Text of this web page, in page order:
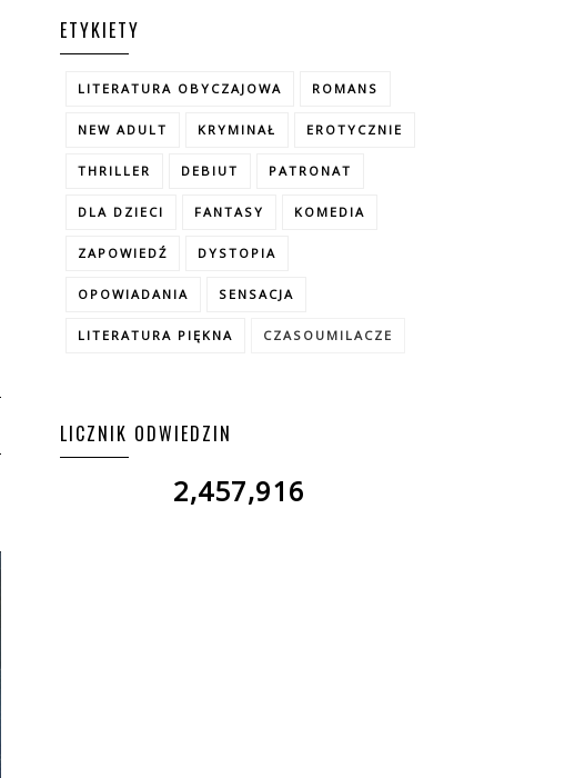
ETYKIETY
LITERATURA OBYCZAJOWA ROMANS
NEW ADULT KRYMINAŁ EROTYCZNIE
THRILLER DEBIUT PATRONAT
DLA DZIECI FANTASY KOMEDIA
ZAPOWIEDŹ DYSTOPIA
OPOWIADANIA SENSACJA
LITERATURA PIĘKNA CZASOUMILACZE
LICZNIK ODWIEDZIN
2,457,916